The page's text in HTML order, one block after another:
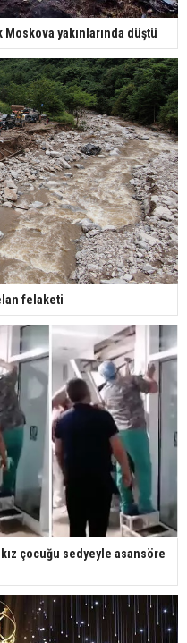
yakınlarında düştü
felaketi
çocuğu sedyeyle asansöre